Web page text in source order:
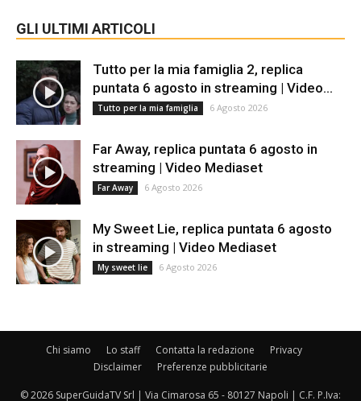
GLI ULTIMI ARTICOLI
Tutto per la mia famiglia 2, replica
puntata 6 agosto in streaming | Video...
Tutto per la mia famiglia 6 Agosto 2026
Far Away, replica puntata 6 agosto in
streaming | Video Mediaset
Far Away 6 Agosto 2026
My Sweet Lie, replica puntata 6 agosto
in streaming | Video Mediaset
My sweet lie 6 Agosto 2026
Chi siamo Lo staff Contatta la redazione
Privacy
Disclaimer
Preferenze pubblicitarie
© 2026 SuperGuidaTV Srl | Via Cimarosa 65 - 80127 Napoli | C.F. P.Iva: